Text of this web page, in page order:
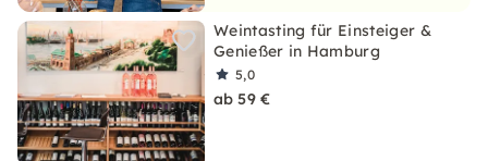
Weintasting für Einsteiger &
Genießer in Hamburg
5,0
ab 59 €